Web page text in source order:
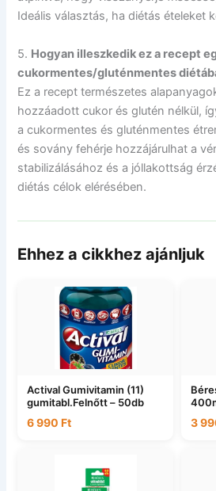
Ideális választás, ha diétás ételeket
5. Hogyan illeszkedik ez a recept
cukormentes/gluténmentes
Ez a recept természetes
hozzáadott cukor és glutén nélkül,
a cukormentes és gluténmentes
és sovány fehérje hozzájárulhat a
stabilizálásához és a jóllakottság
diétás célok elérésében.
Ehhez a cikkhez ajánljuk
Actival Gumivitamin (11)
gumitabl.Felnőtt – 50db
6 990Ft 3